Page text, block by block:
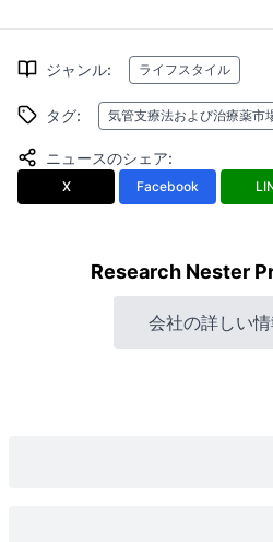
ジャンル: ライフスタイル
タグ: 気管支療法および治療薬市
ニュースのシェア:
X Facebook
Research Nester
会社の詳しい